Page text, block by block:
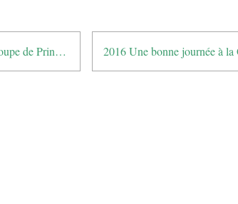
2016 Résultats de la Coupe de Printemps